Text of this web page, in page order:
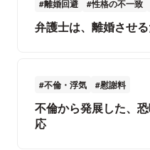
離婚回避 性格の不一致
弁護士は、離婚させる
不倫・浮気 慰謝料
不倫から発展した、
応